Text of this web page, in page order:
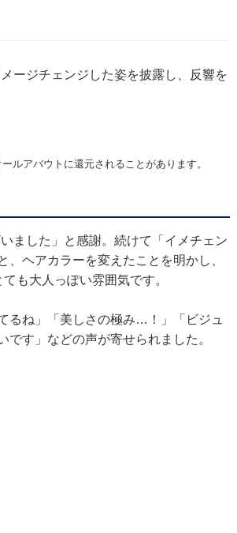
ージチェンジした姿を披露し、反響を
ルアバウトに還元されることがあります。
ました」と感謝。続けて「イメチェン
ヘアカラーを変えたことを明かし、
も大人っぽい雰囲気です。
るね」「美しさの極み…！」「ビジュ
す」などの声が寄せられました。